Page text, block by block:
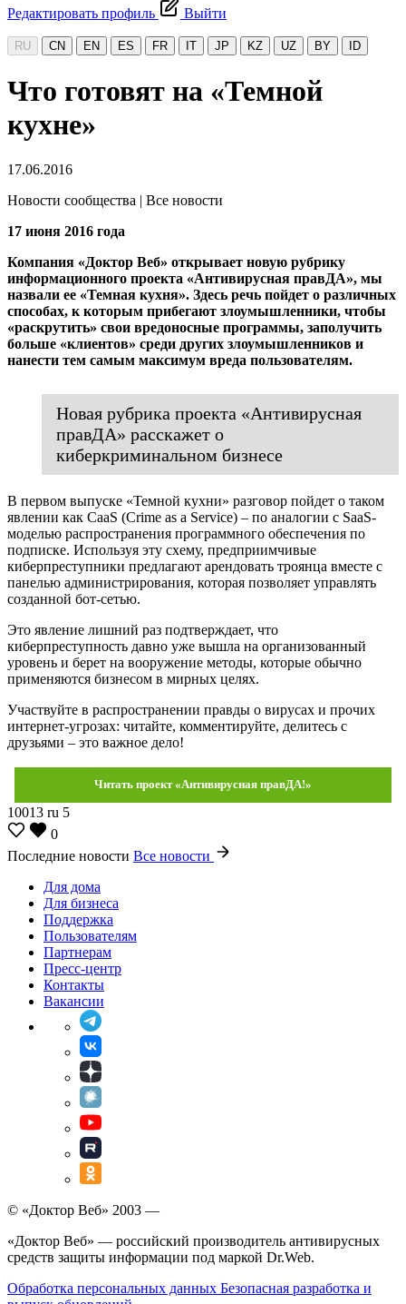
Редактировать профиль
Выйти
RU CN EN ES FR IT JP KZ UZ BY ID
Что готовят на «Темной
кухне»
17.06.2016
Новости сообщества | Все новости
17 июня 2016 года
Компания «Доктор Веб» открывает новую рубрику
информационного проекта «Антивирусная правДА», мы
назвали ее «Темная кухня». Здесь речь пойдет о различных
способах, к которым прибегают злоумышленники, чтобы
«раскрутить» свои вредоносные программы, заполучить
больше «клиентов» среди других злоумышленников и
нанести тем самым максимум вреда пользователям.
Новая рубрика проекта «Антивирусная
правДА» расскажет о
киберкриминальном бизнесе
В первом выпуске «Темной кухни» разговор пойдет о таком
явлении как CaaS (Crime as a Service) – по аналогии с SaaS-
моделью распространения программного обеспечения по
подписке. Используя эту схему, предприимчивые
киберпреступники предлагают арендовать троянца вместе с
панелью администрирования, которая позволяет управлять
созданной бот-сетью.
Это явление лишний раз подтверждает, что
киберпреступность давно уже вышла на организованный
уровень и берет на вооружение методы, которые обычно
применяются бизнесом в мирных целях.
Участвуйте в распространении правды о вирусах и прочих
интернет-угрозах: читайте, комментируйте, делитесь с
друзьями – это важное дело!
Читать проект «Антивирусная правДА!»
10013 ru 5
0
Последние новости Все новости
Для дома
Для бизнеса
Поддержка
Пользователям
Партнерам
Пресс-центр
Контакты
Вакансии
© «Доктор Веб» 2003 —
«Доктор Веб» — российский производитель антивирусных
средств защиты информации под маркой Dr.Web.
Обработка персональных данных Безопасная разработка и